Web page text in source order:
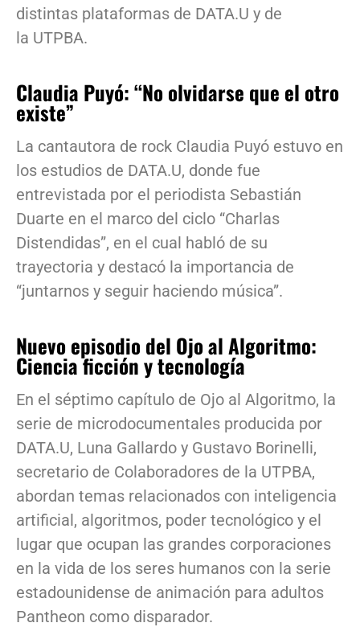
distintas plataformas de DATA.U y de
la UTPBA.
Claudia Puyó: “No olvidarse que el otro
existe”
La cantautora de rock Claudia Puyó estuvo en
los estudios de DATA.U, donde fue
entrevistada por el periodista Sebastián
Duarte en el marco del ciclo “Charlas
Distendidas”, en el cual habló de su
trayectoria y destacó la importancia de
“juntarnos y seguir haciendo música”.
Nuevo episodio del Ojo al Algoritmo:
Ciencia ficción y tecnología
En el séptimo capítulo de Ojo al Algoritmo, la
serie de microdocumentales producida por
DATA.U, Luna Gallardo y Gustavo Borinelli,
secretario de Colaboradores de la UTPBA,
abordan temas relacionados con inteligencia
artificial, algoritmos, poder tecnológico y el
lugar que ocupan las grandes corporaciones
en la vida de los seres humanos con la serie
estadounidense de animación para adultos
Pantheon como disparador.